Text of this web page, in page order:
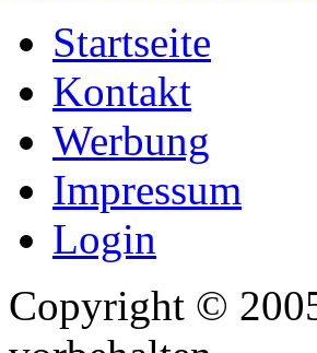
Startseite
Kontakt
Werbung
Impressum
Login
Copyright ©